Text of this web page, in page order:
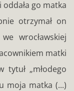
go matka
otrzymał on
wrocławskiej
matki
tytuł „młodego
moja matka (...)